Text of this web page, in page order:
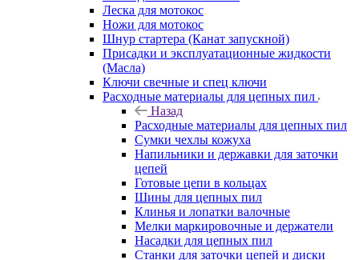
Леска для мотокос
Ножи для мотокос
Шнур стартера (Канат запускной)
Присадки и эксплуатационные жидкости
(Масла)
Ключи свечные и спец ключи
Расходные материалы для цепных пил
Назад
Расходные материалы для цепных пил
Сумки чехлы кожуха
Напильники и державки для заточки
цепей
Готовые цепи в кольцах
Шины для цепных пил
Клинья и лопатки валочные
Мелки маркировочные и держатели
Насадки для цепных пил
Станки для заточки цепей и диски